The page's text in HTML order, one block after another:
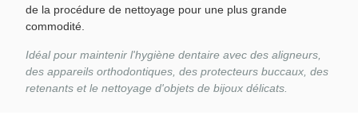
de la procédure de nettoyage pour une plus grande
commodité.
Idéal pour maintenir l'hygiène dentaire avec des aligneurs,
des appareils orthodontiques, des protecteurs buccaux, des
retenants et le nettoyage d'objets de bijoux délicats.